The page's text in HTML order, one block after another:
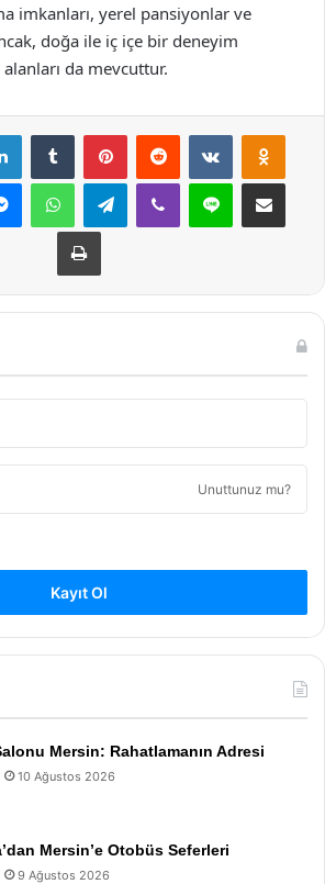
imkanları, yerel pansiyonlar ve
doğa ile iç içe bir deneyim
da mevcuttur.
LinkedInTumblr PinterestReddit VKontakte
MessengerWhatsAppTelegramViber Line E-Posta ile
Yazdır
Unuttunuz mu?
Kayıt Ol
Mersin: Rahatlamanın Adresi
10 Ağustos 2026
Mersin’e Otobüs Seferleri
9 Ağustos 2026